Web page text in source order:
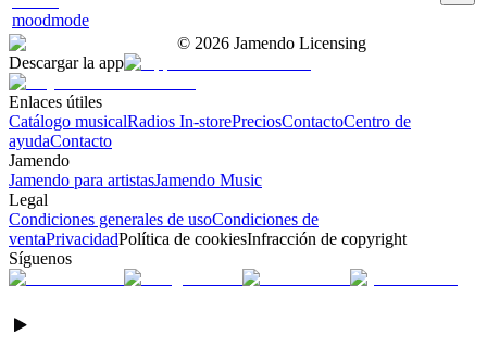
moodmode
© 2026 Jamendo Licensing
Descargar la app
Enlaces útiles
Catálogo musicalRadios In-storePreciosContactoCentro de
ayudaContacto
Jamendo
Jamendo para artistasJamendo Music
Legal
Condiciones generales de usoCondiciones de
ventaPrivacidadPolítica de cookiesInfracción de copyright
Síguenos